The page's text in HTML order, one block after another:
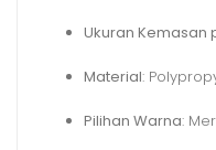
Ukuran Kemasan
Material:
Pilihan Warna: